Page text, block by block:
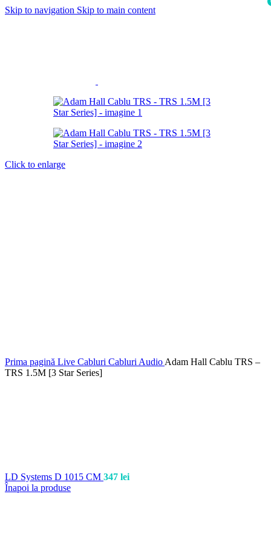
Skip to navigation Skip to main content
Click to enlarge
Prima pagină Live Cabluri Cabluri Audio Adam Hall Cablu TRS –
TRS 1.5M [3 Star Series]
LD Systems D 1015 CM 347 lei
Înapoi la produse